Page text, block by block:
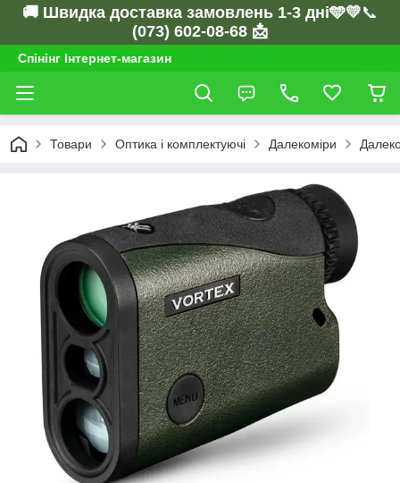
🚚 Швидка доставка замовлень 1-3 дні🩵💛📞
(073) 602-08-68 📩
Спінінг Інтернет-магазин
Товари Оптика і комплектуючі Далекоміри